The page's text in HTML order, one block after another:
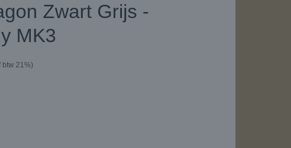
Zwart Grijs -
MK3
btw 21%)